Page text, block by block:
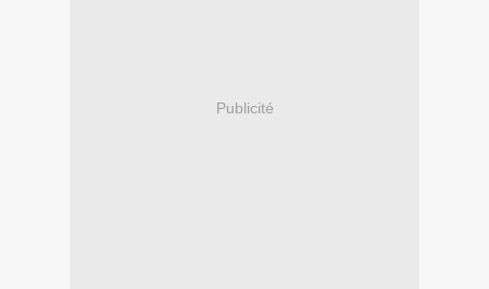
Publicité